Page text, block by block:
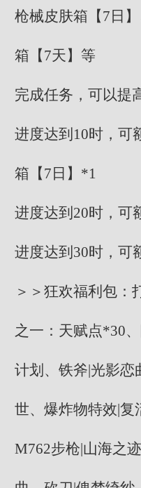
枪械皮肤箱【7日
箱【7天】等
完成任务，可以提
进度达到10时，可
箱【7日】*1
进度达到20时，可
进度达到30时，可
＞＞狂欢福利包：
之一：天赋点*30
计划、铁斧|光影恋
世、爆炸物特效|复
M762步枪|山海之